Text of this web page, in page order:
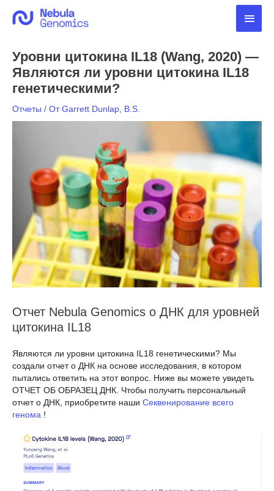
содержимому
Уровни цитокина IL18 (Wang, 2020) —
Являются ли уровни цитокина IL18
генетическими?
Отчеты / ОтGarrett Dunlap, B.S.
Отчет Nebula Genomics о ДНК для уровней
цитокина IL18
Являются ли уровни цитокина IL18 генетическими? Мы
создали отчет о ДНК на основе исследования, в котором
пытались ответить на этот вопрос. Ниже вы можете увидеть
ОТЧЕТ ОБ ОБРАЗЕЦ ДНК. Чтобы получить персональный
отчет о ДНК, приобретите наши Секвенирование всего
генома !